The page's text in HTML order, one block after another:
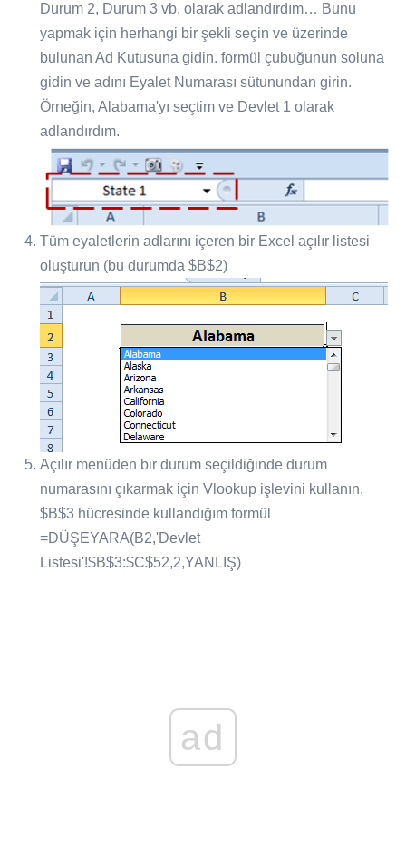
Durum 2, Durum 3 vb. olarak adlandırdım… Bunu
yapmak için herhangi bir şekli seçin ve üzerinde
bulunan Ad Kutusuna gidin. formül çubuğunun soluna
gidin ve adını Eyalet Numarası sütunundan girin.
Örneğin, Alabama'yı seçtim ve Devlet 1 olarak
adlandırdım.
Tüm eyaletlerin adlarını içeren bir Excel açılır listesi
oluşturun (bu durumda $B$2)
Açılır menüden bir durum seçildiğinde durum
numarasını çıkarmak için Vlookup işlevini kullanın.
$B$3 hücresinde kullandığım formül
=DÜŞEYARA(B2,'Devlet
Listesi'!$B$3:$C$52,2,YANLIŞ)
ad